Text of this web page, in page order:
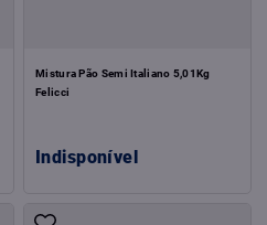
Mistura Pão Semi Italiano 5,01Kg
Felicci
Indisponível